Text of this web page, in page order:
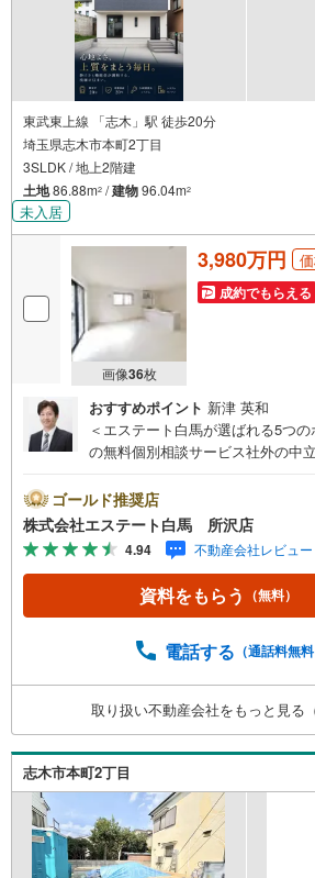
東武東上線 「志木」駅 徒歩20分
埼玉県志木市本町2丁目
3SLDK / 地上2階建
土地86.88m2 /建物96.04m2
未入居
画像36枚
3,980万円
成約でもらえる
おすすめポイント 新津 英和
＜エステート白馬が選ばれる5つ
の無料個別相談サービス社外の中
や学費等も含めてシミュレーショ
件情報が豊富所沢市を中心にたく
おります。インターネット広告前
おります。お客様のご希望エリア
3.自社グループでリフォーム、新
ォーム、注文建築部門の相談スペ
て、リフォームや注文建築につい
～19:00 この時間はお電話でのお
5.お子様連れでおこしくださいキ
オムツ替えベッド、アンパンマン
ります。ご見学ご希望の方は、右
る（無料）をボタンからご予約くだ
ゴールド推奨店
株式会社エステート白馬 所沢店
4.94 不動産会社レビュ
資料をもらう （無料）
電話する （通話料無料
取り扱い不動産会社をもっと見る
志木市本町2丁目